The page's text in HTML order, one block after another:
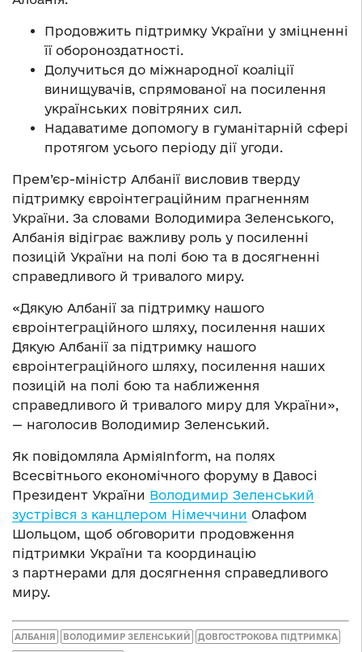
Продовжить підтримку України у зміцненні
її обороноздатності.
Долучиться до міжнародної коаліції
винищувачів, спрямованої на посилення
українських повітряних сил.
Надаватиме допомогу в гуманітарній сфері
протягом усього періоду дії угоди.
Прем’єр-міністр Албанії висловив тверду
підтримку євроінтеграційним прагненням
України. За словами Володимира Зеленського,
Албанія відіграє важливу роль у посиленні
позицій України на полі бою та в досягненні
справедливого й тривалого миру.
«Дякую Албанії за підтримку нашого
євроінтеграційного шляху, посилення наших
Дякую Албанії за підтримку нашого
євроінтеграційного шляху, посилення наших
позицій на полі бою та наближення
справедливого й тривалого миру для України»,
— наголосив Володимир Зеленський.
Як повідомляла АрміяInform, на полях
Всесвітнього економічного форуму в Давосі
Президент України Володимир Зеленський
зустрівся з канцлером Німеччини Олафом
Шольцом, щоб обговорити продовження
підтримки України та координацію
з партнерами для досягнення справедливого
миру.
АЛБАНІЯ ВОЛОДИМИР ЗЕЛЕНСЬКИЙ ДОВГОСТРОКОВА ПІДТРИМКА